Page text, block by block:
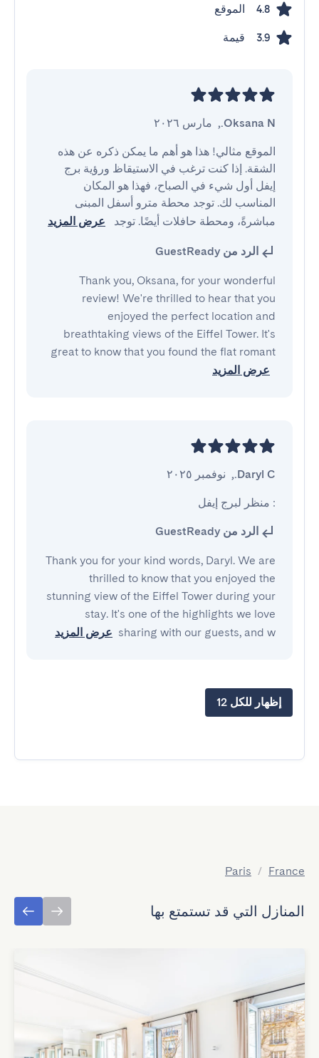
4.8 الموقع
3.9 قيمة
Oksana N.
, مارس ٢٠٢٦
مباشرةً، ومحطة حافلات أيضًا. توجد
عرض المزيد
الرد من GuestReady
Thank you, Oksana, for your wonderful
review! We're thrilled to hear that you
enjoyed the perfect location and
breathtaking views of the Eiffel Tower. It's
great to know that you found the flat romant
عرض المزيد
Daryl C.
, نوفمبر ٢٠٢٥
: منظر لبرج إيفل
الرد من GuestReady
Thank you for your kind words, Daryl. We are
thrilled to know that you enjoyed the
stunning view of the Eiffel Tower during your
stay. It's one of the highlights we love
sharing with our guests, and w عرض المزيد
إظهار للكل 12
France
/
Paris
المنازل التي قد تستمتع بها